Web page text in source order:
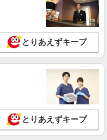
とりあえずキープ
とりあえずキープ